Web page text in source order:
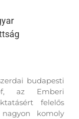
budapesti
az Emberi
felelős
komoly